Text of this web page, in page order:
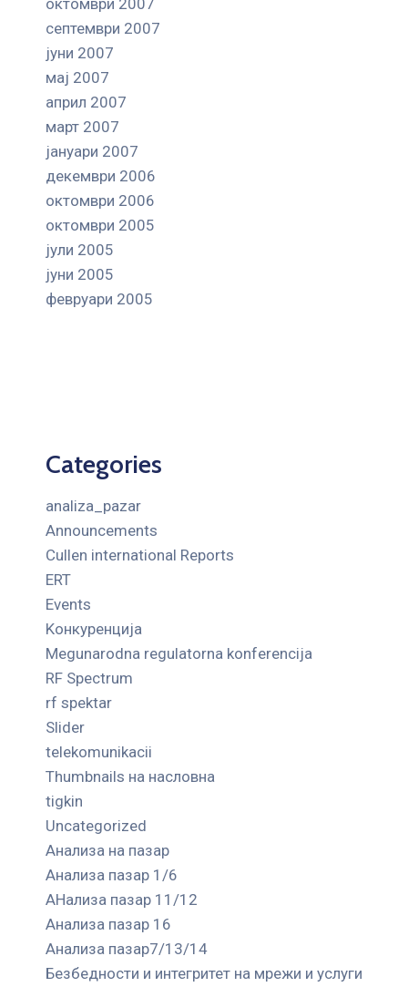
септември 2007
јуни 2007
мај 2007
април 2007
март 2007
јануари 2007
декември 2006
октомври 2006
октомври 2005
јули 2005
јуни 2005
февруари 2005
Categories
analiza_pazar
Announcements
Cullen international Reports
ERT
Events
Kонкуренција
Megunarodna regulatorna konferencija
RF Spectrum
rf spektar
Slider
telekomunikacii
Thumbnails на насловна
tigkin
Uncategorized
Анализа на пазар
Анализа пазар 1/6
АНализа пазар 11/12
Анализа пазар 16
Анализа пазар7/13/14
Безбедности и интегритет на мрежи и услуги